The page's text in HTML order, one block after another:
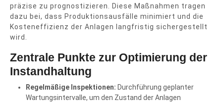
präzise zu prognostizieren. Diese Maßnahmen tragen
dazu bei, dass Produktionsausfälle minimiert und die
Kosteneffizienz der Anlagen langfristig sichergestellt
wird.
Zentrale Punkte zur Optimierung der
Instandhaltung
Regelmäßige Inspektionen: Durchführung geplanter
Wartungsintervalle, um den Zustand der Anlagen